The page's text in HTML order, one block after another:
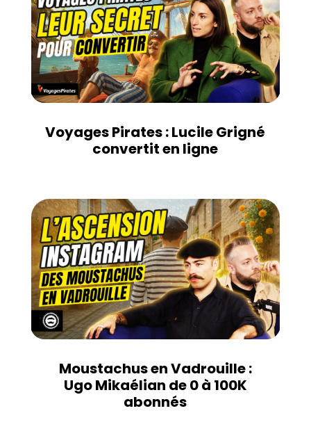
Voyages Pirates : Lucile Grigné
convertit en ligne
Moustachus en Vadrouille :
Ugo Mikaélian de 0 à 100K
abonnés